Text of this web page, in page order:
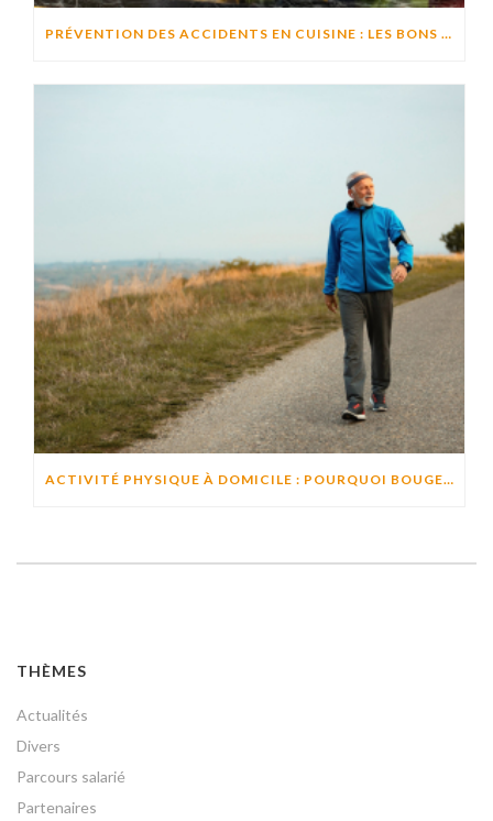
PRÉVENTION DES ACCIDENTS EN CUISINE : LES BONS RÉFLEXES POUR CUISINER EN TOUTE SÉCURITÉ
ACTIVITÉ PHYSIQUE À DOMICILE : POURQUOI BOUGER CHAQUE JOUR AIDE À PRÉSERVER L’AUTONOMIE ?
THÈMES
Actualités
Divers
Parcours salarié
Partenaires